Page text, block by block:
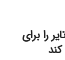
را برای